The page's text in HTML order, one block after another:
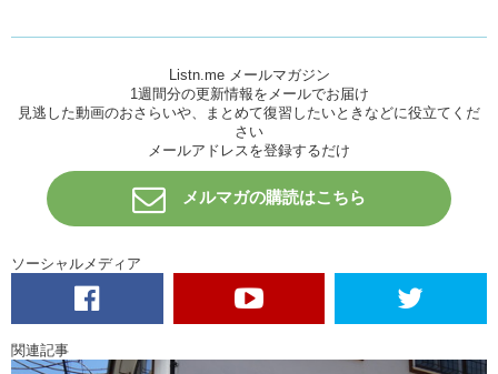
Listn.me メールマガジン
1週間分の更新情報をメールでお届け
見逃した動画のおさらいや、まとめて復習したいときなどに役立てくだ
さい
メールアドレスを登録するだけ
メルマガの購読はこちら
ソーシャルメディア
関連記事